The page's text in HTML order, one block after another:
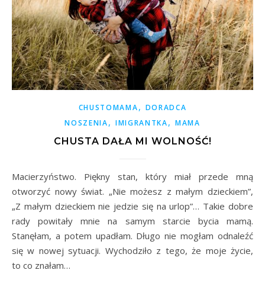
CHUSTOMAMA, DORADCA
NOSZENIA, IMIGRANTKA, MAMA
CHUSTA DAŁA MI WOLNOŚĆ!
Macierzyństwo. Piękny stan, który miał przede mną
otworzyć nowy świat. „Nie możesz z małym dzieckiem”,
„Z małym dzieckiem nie jedzie się na urlop”… Takie dobre
rady powitały mnie na samym starcie bycia mamą.
Stanęłam, a potem upadłam. Długo nie mogłam odnaleźć
się w nowej sytuacji. Wychodziło z tego, że moje życie,
to co znałam…